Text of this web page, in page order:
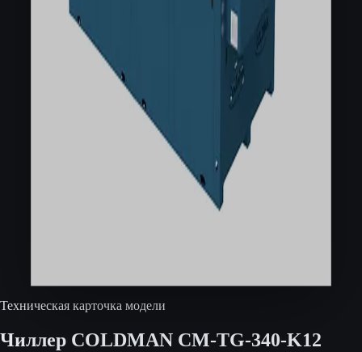
Техническая карточка модели
Чиллер COLDMAN CM-TG-340-K12